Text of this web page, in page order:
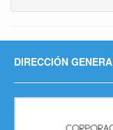
DIRECCIÓN